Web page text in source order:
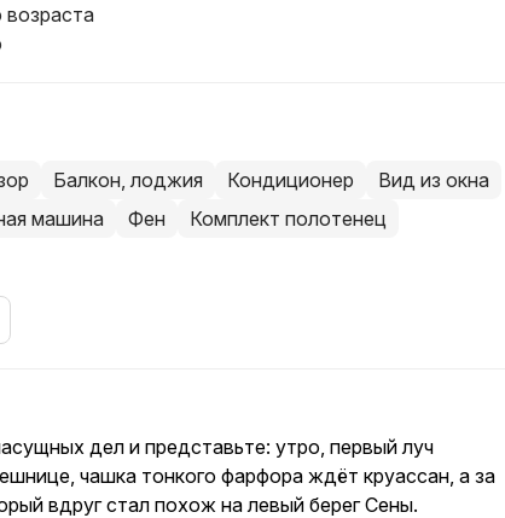
Балкон, лоджия Кондиционер
Вид из окна
машина Фен
Комплект полотенец
дел и представьте: утро, первый луч
чашка тонкого фарфора ждёт круассан, а за
вдруг стал похож на левый берег Сены.